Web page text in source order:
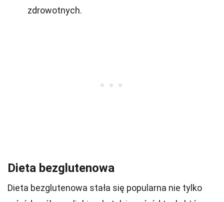
zdrowotnych.
Dieta bezglutenowa
Dieta bezglutenowa stała się popularna nie tylko